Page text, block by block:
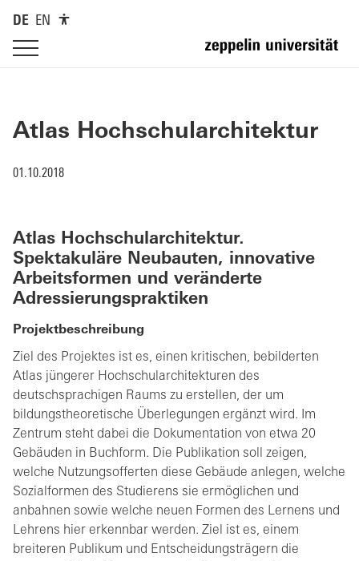
DE EN
Atlas Hochschularchitektur
01.10.2018
Atlas Hochschularchitektur.
Spektakuläre Neubauten, innovative
Arbeitsformen und veränderte
Adressierungspraktiken
Projektbeschreibung
Ziel des Projektes ist es, einen kritischen, bebilderten
Atlas jüngerer Hochschularchitekturen des
deutschsprachigen Raums zu erstellen, der um
bildungstheoretische Überlegungen ergänzt wird. Im
Zentrum steht dabei die Dokumentation von etwa 20
Gebäuden in Buchform. Die Publikation soll zeigen,
welche Nutzungsofferten diese Gebäude anlegen, welche
Sozialformen des Studierens sie ermöglichen und
anbahnen sowie welche neuen Formen des Lernens und
Lehrens hier erkennbar werden. Ziel ist es, einem
breiteren Publikum und Entscheidungsträgern die